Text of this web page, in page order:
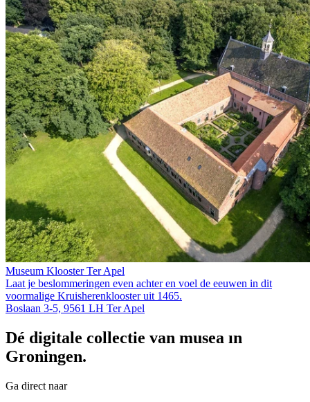
Museum Klooster Ter Apel
Laat je beslommeringen even achter en voel de eeuwen in dit
voormalige Kruis­heren­klooster uit 1465.
Boslaan 3-5, 9561 LH Ter Apel
Dé digitale collectie van musea in
Groningen.
Ga direct naar